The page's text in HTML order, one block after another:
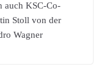
auch KSC-Co-
Stoll von der
Wagner